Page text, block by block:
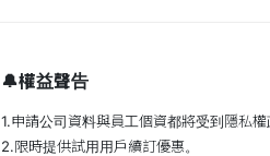
🔔權益聲告
1.申請公司資料與員工個資都將受到隱私
2.限時提供試用用戶續訂優惠。